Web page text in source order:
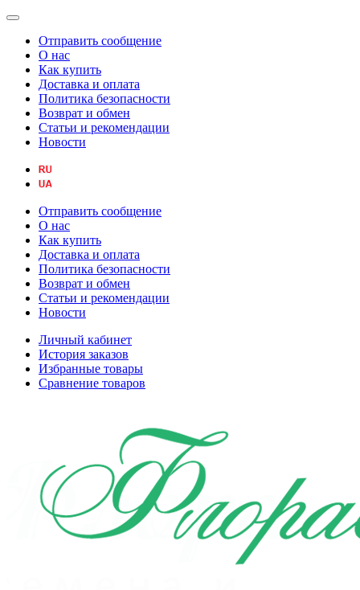
Отправить сообщение
О нас
Как купить
Доставка и оплата
Политика безопасности
Возврат и обмен
Статьи и рекомендации
Новости
Отправить сообщение
О нас
Как купить
Доставка и оплата
Политика безопасности
Возврат и обмен
Статьи и рекомендации
Новости
Личный кабинет
История заказов
Избранные товары
Сравнение товаров